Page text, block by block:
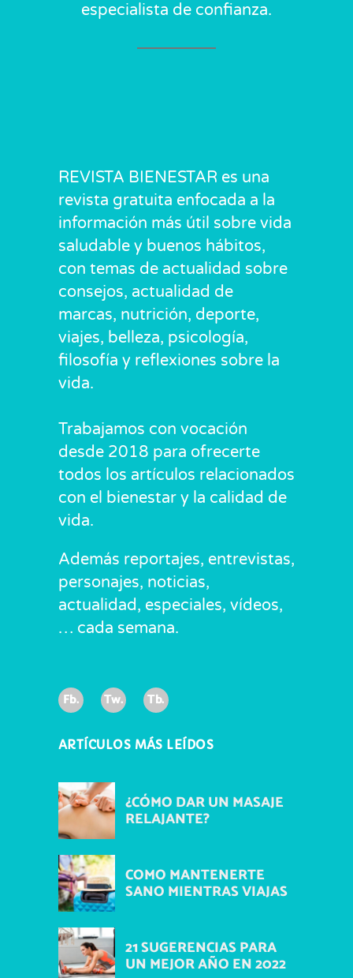
especialista de confianza.
REVISTA BIENESTAR es una
revista gratuita enfocada a la
información más útil sobre vida
saludable y buenos hábitos,
con temas de actualidad sobre
consejos, actualidad de
marcas, nutrición, deporte,
viajes, belleza, psicología,
filosofía y reflexiones sobre la
vida.
Trabajamos con vocación
desde 2018 para ofrecerte
todos los artículos relacionados
con el bienestar y la calidad de
vida.
Además reportajes, entrevistas,
personajes, noticias,
actualidad, especiales, vídeos,
… cada semana.
Fb. Tw. Tb.
ARTÍCULOS MÁS LEÍDOS
¿CÓMO DAR UN MASAJE
RELAJANTE?
COMO MANTENERTE
SANO MIENTRAS VIAJAS
21 SUGERENCIAS PARA
UN MEJOR AÑO EN 2022